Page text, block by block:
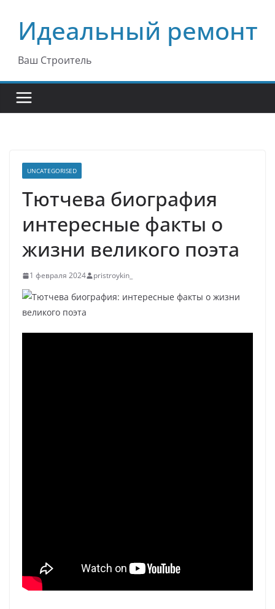
содержимому
Идеальный ремонт
Ваш Строитель
UNCATEGORISED
Тютчева биография
интересные факты о
жизни великого поэта
1 февраля 2024 pristroykin_